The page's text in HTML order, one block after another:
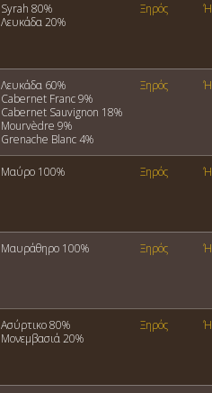
Syrah 80%
Λευκάδα 20%
Ξηρός
Λευκάδα 60%
Cabernet Franc 9%
Cabernet Sauvignon 18%
Mourvèdre 9%
Grenache Blanc 4%
Ξηρός
Μαύρο 100% Ξηρός
Μαυράθηρο 100% Ξηρός
Ασύρτικο 80%
Μονεμβασιά 20%
Ξηρός